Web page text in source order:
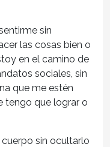
sin
las cosas bien o
en el camino de
sociales, sin
que me estén
tengo que lograr o
sin ocultarlo